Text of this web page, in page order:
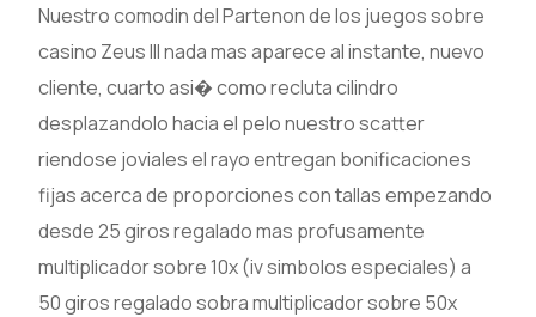
Nuestro comodin del Partenon de los juegos sobre
casino Zeus III nada mas aparece al instante, nuevo
cliente, cuarto asi� como recluta cilindro
desplazandolo hacia el pelo nuestro scatter
riendose joviales el rayo entregan bonificaciones
fijas acerca de proporciones con tallas empezando
desde 25 giros regalado mas profusamente
multiplicador sobre 10x (iv simbolos especiales) a
50 giros regalado sobra multiplicador sobre 50x